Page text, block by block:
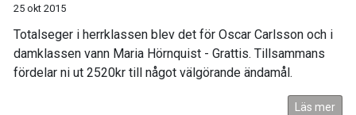
25 okt 2015
Totalseger i herrklassen blev det för Oscar Carlsson och i
damklassen vann Maria Hörnquist - Grattis. Tillsammans
fördelar ni ut 2520kr till något välgörande ändamål.
Läs mer